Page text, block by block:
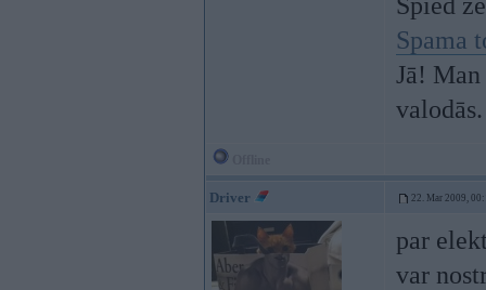
Spama
Jā!
valodās.
Driver 22. Mar 2009,
par
var